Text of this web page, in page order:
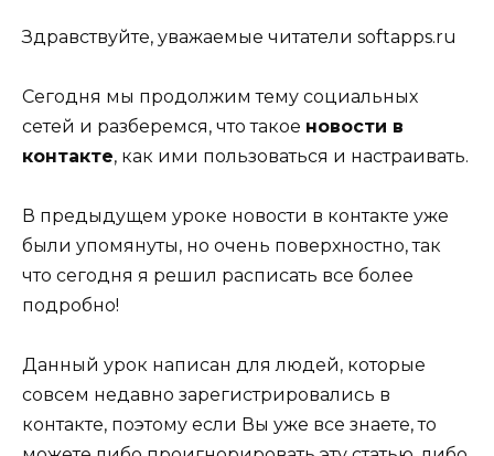
Здравствуйте, уважаемые читатели softapps.ru
Сегодня мы продолжим тему социальных
сетей и разберемся, что такое новости в
контакте, как ими пользоваться и настраивать.
В предыдущем уроке новости в контакте уже
были упомянуты, но очень поверхностно, так
что сегодня я решил расписать все более
подробно!
Данный урок написан для людей, которые
совсем недавно зарегистрировались в
контакте, поэтому если Вы уже все знаете, то